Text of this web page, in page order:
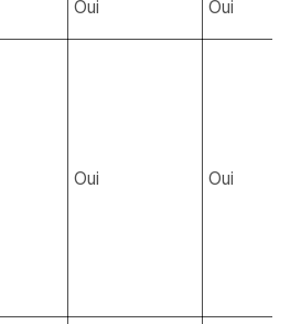
Oui Oui
Oui Oui